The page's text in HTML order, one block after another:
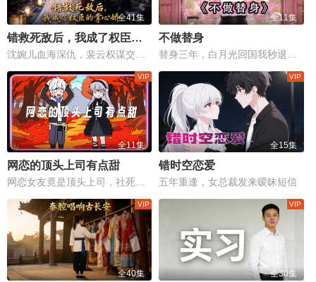
全41集
错救死敌后，我成了权臣的掌心娇
全11集
不做替身
全11集
网恋的顶头上司有点甜
全15集
错时空恋爱
五年重逢，女总裁发来暧昧短信
全40集 全30集